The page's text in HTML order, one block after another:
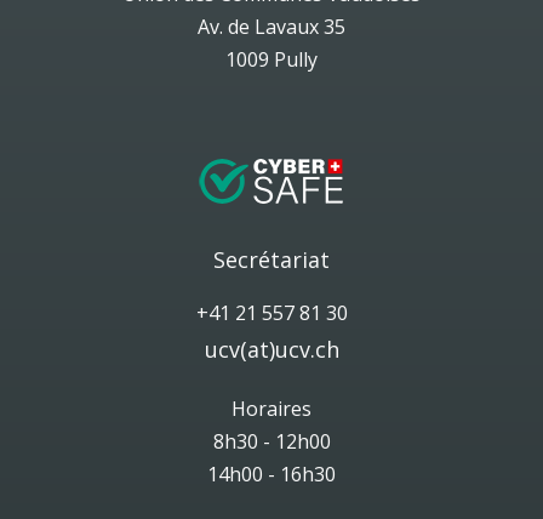
Av. de Lavaux 35
1009 Pully
Secrétariat
+41 21 557 81 30
ucv(at)ucv.ch
Horaires
8h30 - 12h00
14h00 - 16h30